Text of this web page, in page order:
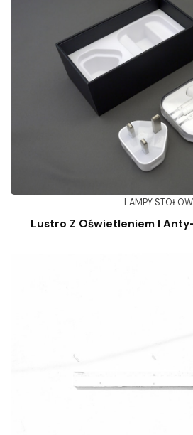
LAMPY
Lustro Z Oświetleniem I